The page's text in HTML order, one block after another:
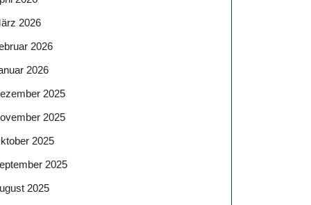
2026
2026
2026
2025
2025
2025
2025
2025